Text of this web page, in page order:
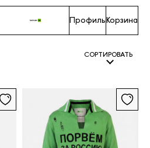
ПрофильКорзина
СОРТИРОВАТЬ